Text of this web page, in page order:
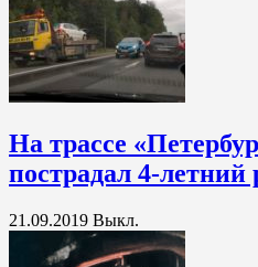
На трассе
пострадал 4-летний
21.09.2019 Выкл.